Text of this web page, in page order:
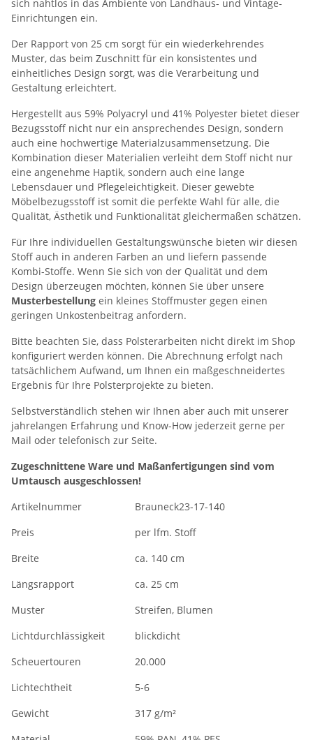
sich nahtlos in das Ambiente von Landhaus- und Vintage-
Einrichtungen ein.
Der Rapport von 25 cm sorgt für ein wiederkehrendes
Muster, das beim Zuschnitt für ein konsistentes und
einheitliches Design sorgt, was die Verarbeitung und
Gestaltung erleichtert.
Hergestellt aus 59% Polyacryl und 41% Polyester bietet dieser
Bezugsstoff nicht nur ein ansprechendes Design, sondern
auch eine hochwertige Materialzusammensetzung. Die
Kombination dieser Materialien verleiht dem Stoff nicht nur
eine angenehme Haptik, sondern auch eine lange
Lebensdauer und Pflegeleichtigkeit. Dieser gewebte
Möbelbezugsstoff ist somit die perfekte Wahl für alle, die
Qualität, Ästhetik und Funktionalität gleichermaßen schätzen.
Für Ihre individuellen Gestaltungswünsche bieten wir diesen
Stoff auch in anderen Farben an und liefern passende
Kombi-Stoffe. Wenn Sie sich von der Qualität und dem
Design überzeugen möchten, können Sie über unsere
Musterbestellung ein kleines Stoffmuster gegen einen
geringen Unkostenbeitrag anfordern.
Bitte beachten Sie, dass Polsterarbeiten nicht direkt im Shop
konfiguriert werden können. Die Abrechnung erfolgt nach
tatsächlichem Aufwand, um Ihnen ein maßgeschneidertes
Ergebnis für Ihre Polsterprojekte zu bieten.
Selbstverständlich stehen wir Ihnen aber auch mit unserer
jahrelangen Erfahrung und Know-How jederzeit gerne per
Mail oder telefonisch zur Seite.
Zugeschnittene Ware und Maßanfertigungen sind vom
Umtausch ausgeschlossen!
Artikelnummer
Brauneck23-17-140
Preis
per lfm. Stoff
Breite
ca. 140 cm
Längsrapport
ca. 25 cm
Muster
Streifen, Blumen
Lichtdurchlässigkeit
blickdicht
Scheuertouren
20.000
Lichtechtheit
5-6
Gewicht
317 g/m²